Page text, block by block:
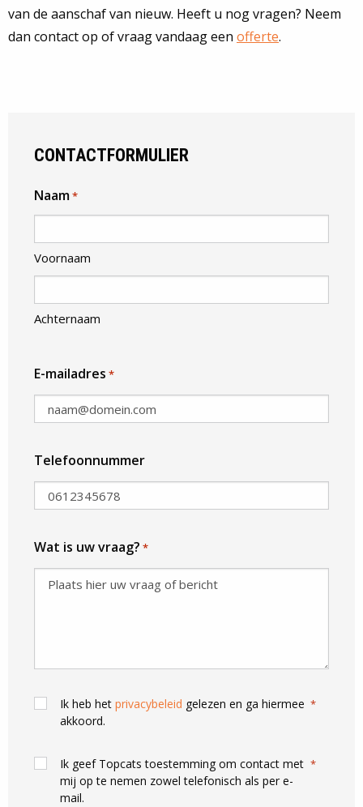
van de aanschaf van nieuw. Heeft u nog vragen? Neem
dan contact op of vraag vandaag een offerte.
CONTACTFORMULIER
Naam*
Voornaam
Achternaam
E-mailadres *
Telefoonnummer
Wat is uw vraag? *
Consent
privacybeleid
Ik heb het privacybeleid gelezen en ga hiermee
akkoord.
*
Consent
contact
Ik geef Topcats toestemming om contact met
mij op te nemen zowel telefonisch als per e-
mail.
*